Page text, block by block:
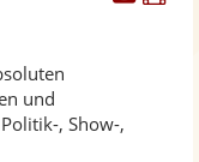
und
, Show-,